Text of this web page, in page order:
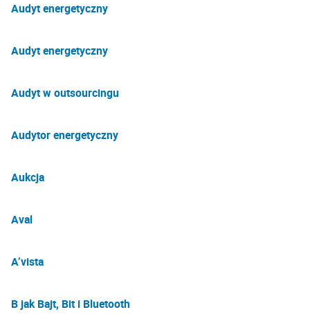
Audyt energetyczny
Audyt energetyczny
Audyt w outsourcingu
Audytor energetyczny
Aukcja
Aval
A’vista
B jak Bajt, Bit i Bluetooth